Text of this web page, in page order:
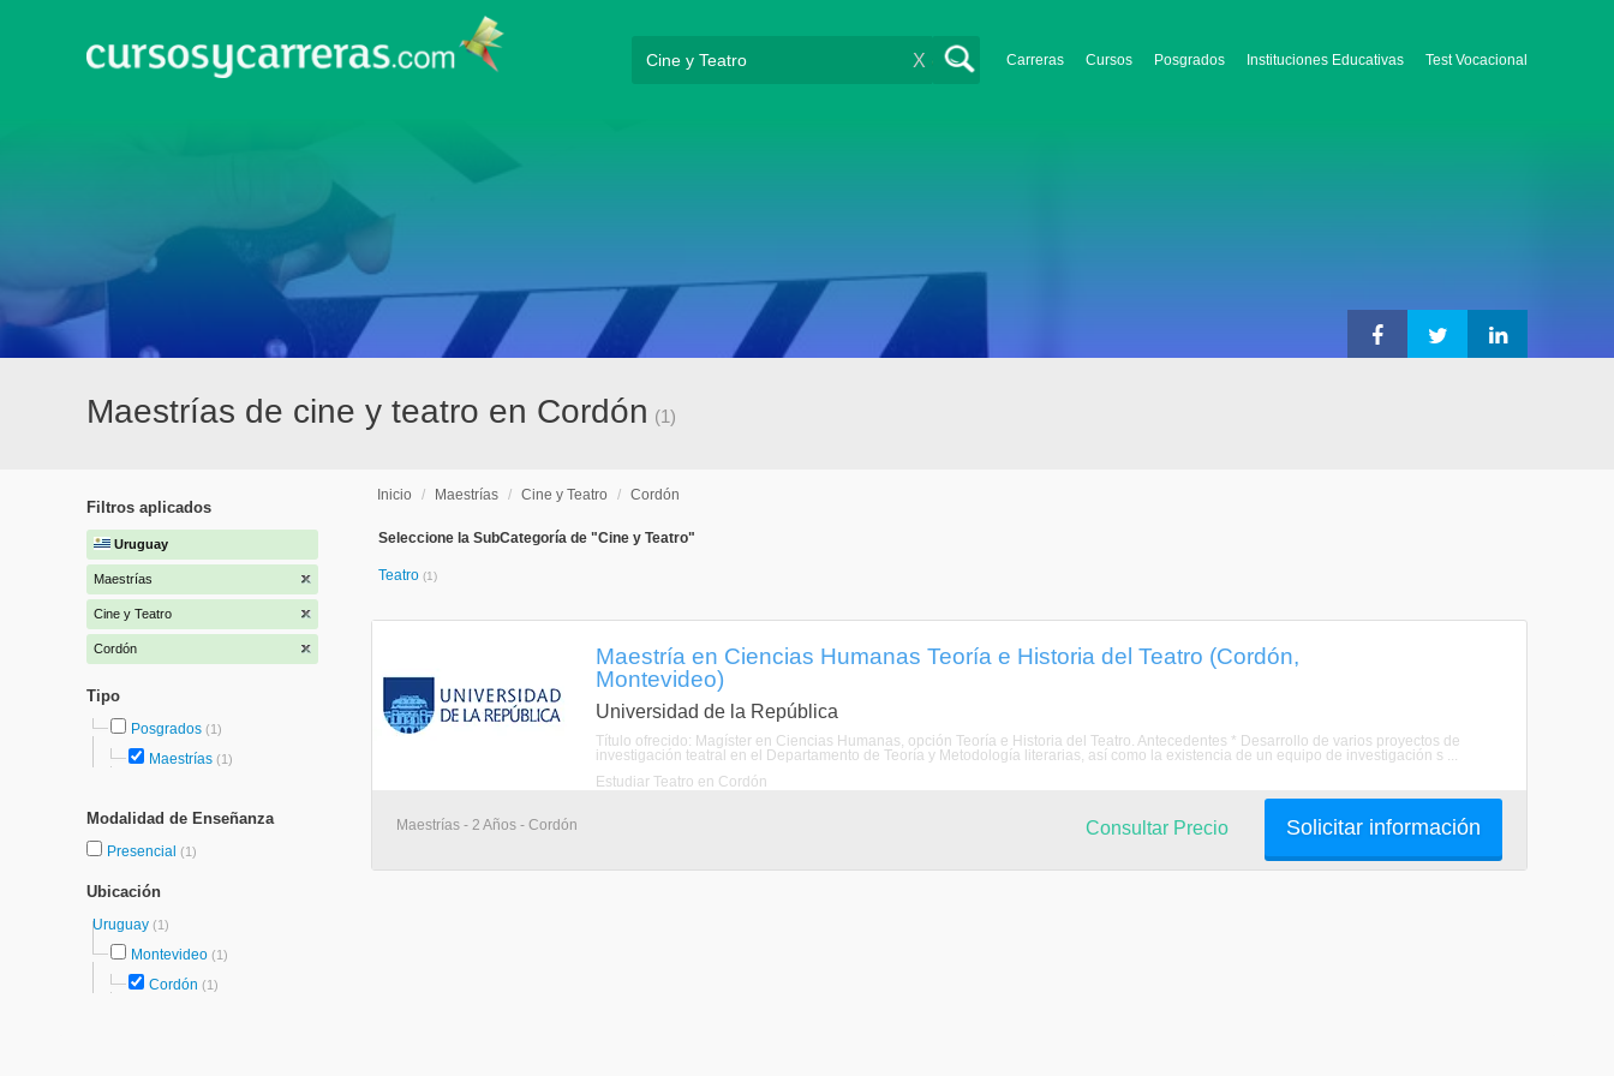
Carreras Cursos Posgrados Instituciones Educativas Test Vocacional
X
Maestrías de cine y teatro en Cordón (1)
Filtros aplicados
Uruguay
Maestrías
Cine y Teatro
Cordón
Tipo
Posgrados (1)
Maestrías (1)
Modalidad de Enseñanza
Presencial (1)
Ubicación
Uruguay (1)
Montevideo (1)
Cordón (1)
Inicio / Maestrías / Cine y Teatro / Cordón
Seleccione la SubCategoría de "Cine y Teatro"
Teatro (1)
Maestría en Ciencias Humanas Teoría e Historia del Teatro (Cordón,
Montevideo)
Universidad de la República
Título ofrecido: Magíster en Ciencias Humanas, opción Teoría e Historia del Teatro. Antecedentes * Desarrollo de varios proyectos de
investigación teatral en el Departamento de Teoría y Metodología literarias, así como la existencia de un equipo de investigación s ...
Estudiar Teatro en Cordón
Maestrías - 2 Años - Cordón Solicitar información
Consultar Precio